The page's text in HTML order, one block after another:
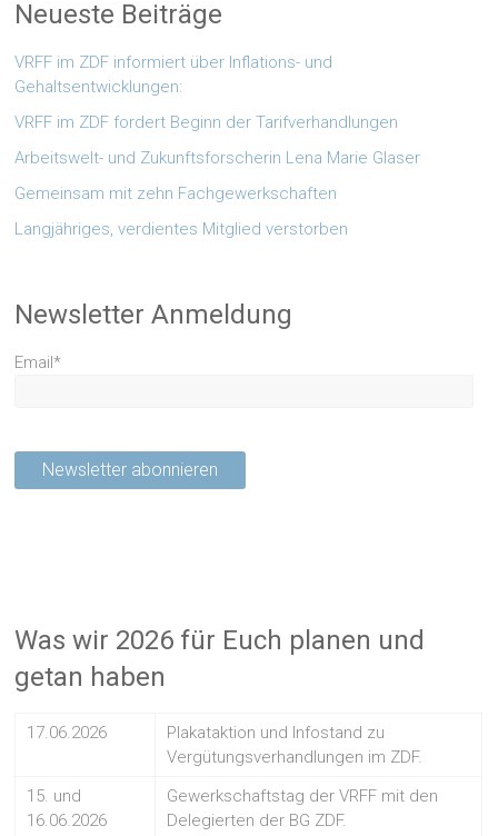
Neueste Beiträge
VRFF im ZDF informiert über Inflations- und
Gehaltsentwicklungen:
VRFF im ZDF fordert Beginn der Tarifverhandlungen
Arbeitswelt- und Zukunftsforscherin Lena Marie Glaser
Gemeinsam mit zehn Fachgewerkschaften
Langjähriges, verdientes Mitglied verstorben
Newsletter Anmeldung
Email*
Was wir 2026 für Euch planen und
getan haben
17.06.2026
Plakataktion und Infostand zu
Vergütungsverhandlungen im ZDF.
15. und
16.06.2026
Gewerkschaftstag der VRFF mit den
Delegierten der BG ZDF.